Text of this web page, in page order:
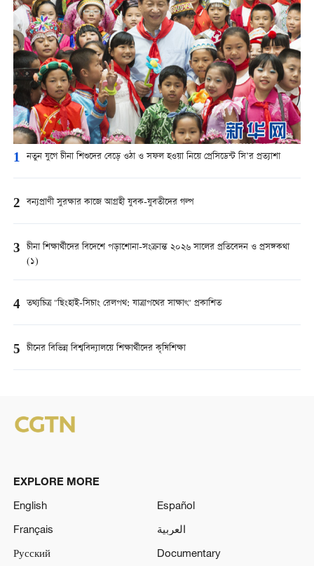
1 নতুন যুগে চীনা শিশুদের বেড়ে ওঠা ও সফল হওয়া নিয়ে প্রেসিডেন্ট সি’র প্রত্যাশা
2 বন্যপ্রাণী সুরক্ষার কাজে আগ্রহী যুবক-যুবতীদের গল্প
3 চীনা শিক্ষার্থীদের বিদেশে পড়াশোনা-সংক্রান্ত ২০২৬ সালের প্রতিবেদন ও প্রসঙ্গকথা
(১)
4 তথ্যচিত্র "ছিংহাই-সিচাং রেলপথ: যাত্রাপথের সাক্ষাৎ" প্রকাশিত
5 চীনের বিভিন্ন বিশ্ববিদ্যালয়ে শিক্ষার্থীদের কৃষিশিক্ষা
EXPLORE MORE
English
Español
Français
العربية
Русский
Documentary